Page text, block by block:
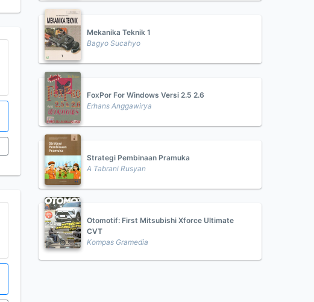
Mekanika Teknik 1
Bagyo Sucahyo
FoxPor For Windows Versi 2.5 2.6
Erhans Anggawirya
Strategi Pembinaan Pramuka
A Tabrani Rusyan
Otomotif: First Mitsubishi Xforce Ultimate
CVT
Kompas Gramedia